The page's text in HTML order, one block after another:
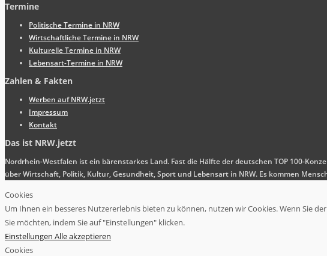
Termine
Politische Termine in NRW
Wirtschaftliche Termine in NRW
Kulturelle Termine in NRW
Lebensart-Termine in NRW
Zahlen & Fakten
Werben auf NRW.jetzt
Impressum
Kontakt
Das ist NRW.jetzt
Nordrhein-Westfalen ist ein bärenstarkes Land. Fast die Hälfte der deutschen TOP 100-
über Wirtschaft, Politik, Kultur, Gesundheit, Sport und Lebensart in NRW. Es kommen
Cookies
Um Ihnen ein besseres Nutzererlebnis bieten zu können, nutzen wir Cookies. Wenn Sie
Sie möchten, indem Sie auf "Einstellungen" klicken.
Einstellungen Alle akzeptieren
Cookies